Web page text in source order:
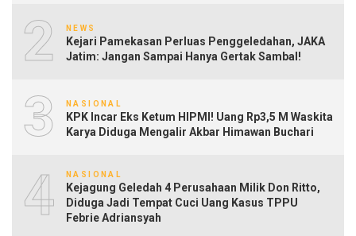
2 NEWS
Kejari Pamekasan Perluas Penggeledahan, JAKA
Jatim: Jangan Sampai Hanya Gertak Sambal!
3 NASIONAL
KPK Incar Eks Ketum HIPMI! Uang Rp3,5 M Waskita
Karya Diduga Mengalir Akbar Himawan Buchari
4 NASIONAL
Kejagung Geledah 4 Perusahaan Milik Don Ritto,
Diduga Jadi Tempat Cuci Uang Kasus TPPU
Febrie Adriansyah